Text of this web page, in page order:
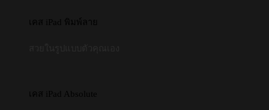
เคส iPad พิมพ์ลาย
เคส iPad Absolute